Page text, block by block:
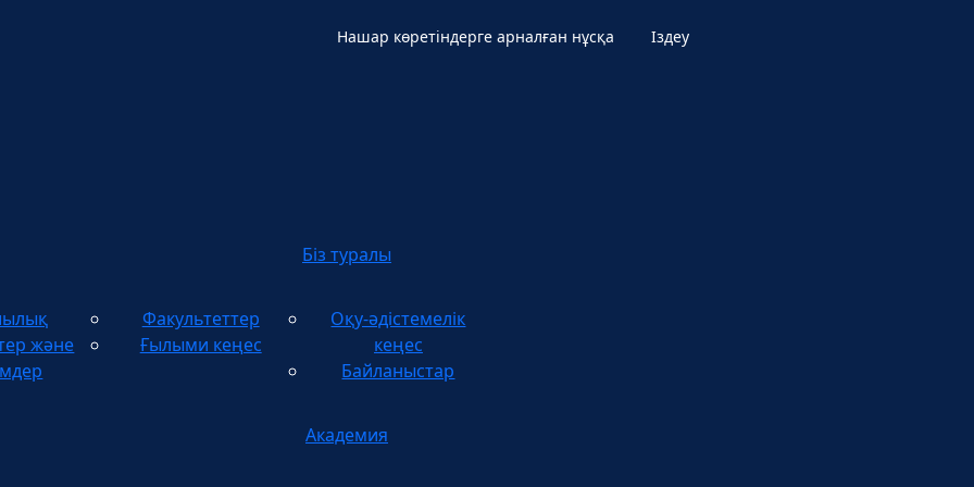
Нашар көретіндерге арналған нұсқа Іздеу
Біз туралы
және
Факультеттер
Ғылыми кеңес
Оқу-әдістемелік
кеңес
Байланыстар
Академия